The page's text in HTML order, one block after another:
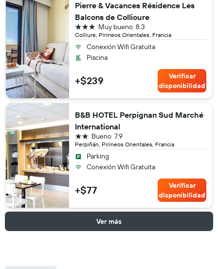
Pierre & Vacances Résidence Les
Balcons de Collioure
Colliure, Pirineos Orientales, Francia
8.3
Muy bueno
3 estrellas
Conexión Wifi Gratuita
Piscina
+$239
Verificar
disponibilidad
B&B HOTEL Perpignan Sud Marché
International
Perpiñán, Pirineos Orientales, Francia
7.9
Bueno
2 estrellas
Parking
Conexión Wifi Gratuita
+$77
Verificar
disponibilidad
Ver más